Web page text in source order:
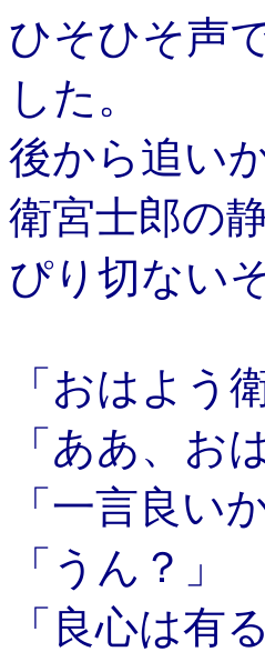
ひそひそ声
した。
後から追い
衛宮士郎の
ぴり切ない
「おはよう
「ああ、お
「一言良い
「うん？」
「良心は有